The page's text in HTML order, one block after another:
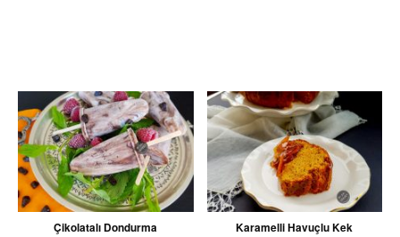
Çikolatalı Dondurma Karamelli Havuçlu Kek